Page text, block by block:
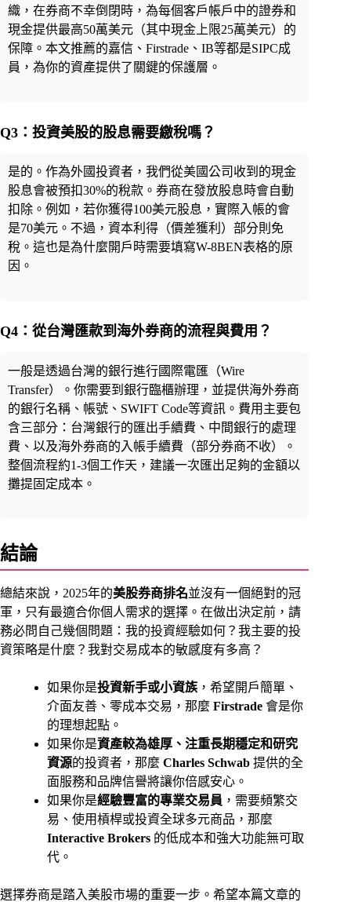
織，在券商不幸倒閉時，為每個客戶帳戶中的證券和
現金提供最高50萬美元（其中現金上限25萬美元）的
保障。本文推薦的嘉信、Firstrade、IB等都是SIPC成
員，為你的資產提供了關鍵的保護層。
Q3：投資美股的股息需要繳稅嗎？
是的。作為外國投資者，我們從美國公司收到的現金
股息會被預扣30%的稅款。券商在發放股息時會自動
扣除。例如，若你獲得100美元股息，實際入帳的會
是70美元。不過，資本利得（價差獲利）部分則免
稅。這也是為什麼開戶時需要填寫W-8BEN表格的原
因。
Q4：從台灣匯款到海外券商的流程與費用？
一般是透過台灣的銀行進行國際電匯（Wire
Transfer）。你需要到銀行臨櫃辦理，並提供海外券商
的銀行名稱、帳號、SWIFT Code等資訊。費用主要包
含三部分：台灣銀行的匯出手續費、中間銀行的處理
費、以及海外券商的入帳手續費（部分券商不收）。
整個流程約1-3個工作天，建議一次匯出足夠的金額以
攤提固定成本。
結論
總結來說，2025年的美股券商排名並沒有一個絕對的冠
軍，只有最適合你個人需求的選擇。在做出決定前，請
務必問自己幾個問題：我的投資經驗如何？我主要的投
資策略是什麼？我對交易成本的敏感度有多高？
如果你是投資新手或小資族 ，希望開戶簡單、
介面友善、零成本交易，那麼 Firstrade 會是你
的理想起點。
如果你是資產較為雄厚、注重長期穩定和研究
資源的投資者，那麼 Charles Schwab 提供的全
面服務和品牌信譽將讓你倍感安心。
如果你是經驗豐富的專業交易員 ，需要頻繁交
易、使用槓桿或投資全球多元商品，那麼
Interactive Brokers 的低成本和強大功能無可取
代。
選擇券商是踏入美股市場的重要一步。希望本篇文章的